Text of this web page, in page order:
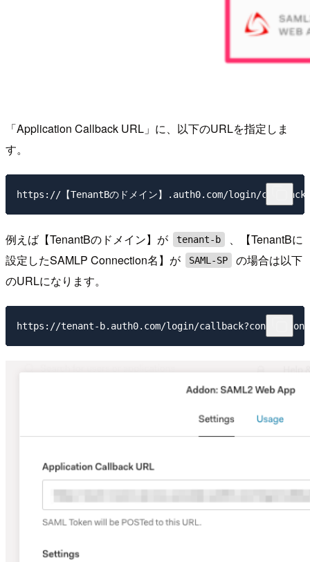
「Application Callback URL」に、以下のURLを指定しま
す。
例えば【TenantBのドメイン】が tenant-b
、【TenantBに
設定したSAMLP Connection名】が
SAML-SP
の場合は以下
のURLになります。